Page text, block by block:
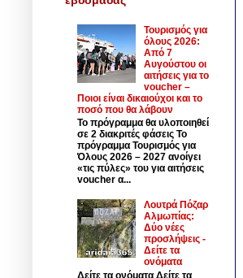
Τουρισμός για
όλους 2026:
Από 7
Αυγούστου οι
αιτήσεις για το
voucher –
Ποιοι είναι δικαιούχοι και το
ποσό που θα λάβουν
Το πρόγραμμα θα υλοποιηθεί
σε 2 διακριτές φάσεις Το
πρόγραμμα Τουρισμός για
Όλους 2026 – 2027 ανοίγει
«τις πύλες» του για αιτήσεις
voucher α...
Λουτρά Πόζαρ
Αλμωπίας:
Δύο νέες
προσλήψεις -
Δείτε τα
ονόματα
Δείτε τα ονόματα Δείτε τα